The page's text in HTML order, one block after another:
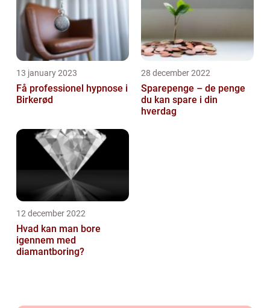
13 january 2023
Få professionel hypnose i
Birkerød
28 december 2022
Sparepenge – de penge
du kan spare i din
hverdag
12 december 2022
Hvad kan man bore
igennem med
diamantboring?